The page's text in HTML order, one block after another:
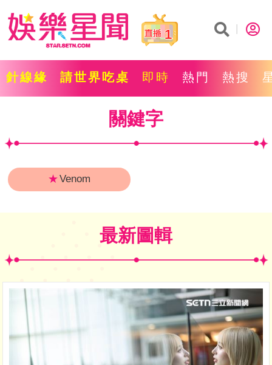
1
針線緣 請世界吃桌 即時 熱門 熱搜
關鍵字
★Venom
最新圖輯